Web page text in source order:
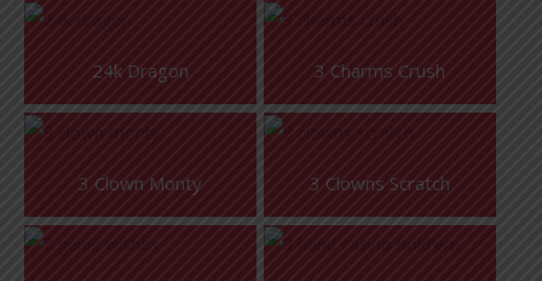
24k Dragon 3 Charms Crush
3 Clown Monty 3 Clowns Scratch